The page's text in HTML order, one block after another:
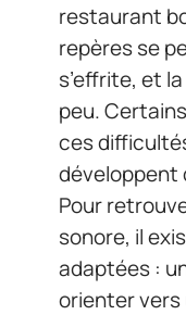
restaurant
repères se
s’effrite, et
peu.
ces
développent
Pour
sonore, il
adaptées :
orienter vers